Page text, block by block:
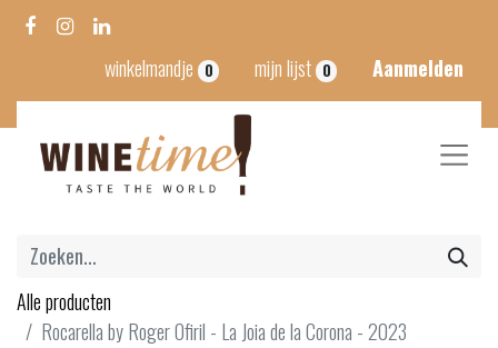
winkelmandje 0 mijn lijst 0 Aanmelden
Alle producten
Rocarella by Roger Ofiril - La Joia de la Corona - 2023